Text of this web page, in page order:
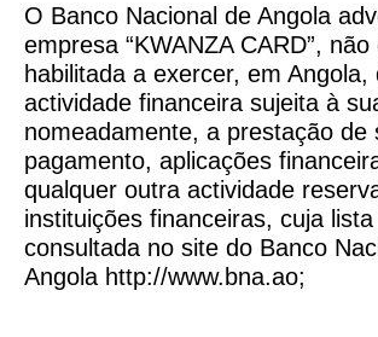
O Banco Nacional de Angola
empresa “KWANZA CARD”, não
habilitada a exercer, em Angola,
actividade financeira sujeita à
nomeadamente, a prestação de
pagamento, aplicações
qualquer outra actividade
instituições financeiras, cuja
consultada no site do Banco
Angola http://www.bna.ao;